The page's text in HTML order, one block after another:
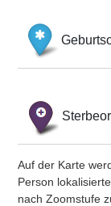
Auf der Karte
Person
nach Zoomstufe